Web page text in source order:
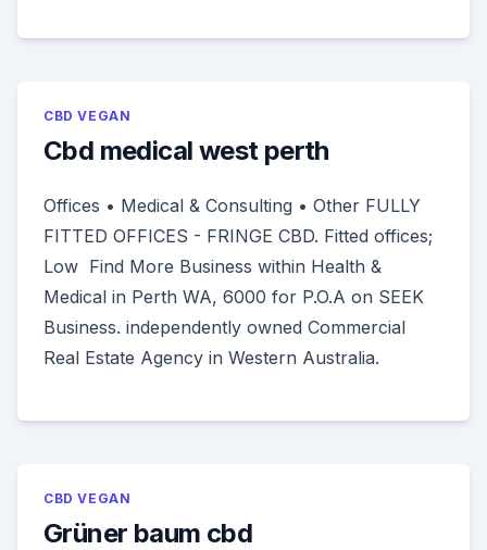
CBD VEGAN
Cbd medical west perth
Offices • Medical & Consulting • Other FULLY
FITTED OFFICES - FRINGE CBD. Fitted offices;
Low Find More Business within Health &
Medical in Perth WA, 6000 for P.O.A on SEEK
Business. independently owned Commercial
Real Estate Agency in Western Australia.
CBD VEGAN
Grüner baum cbd